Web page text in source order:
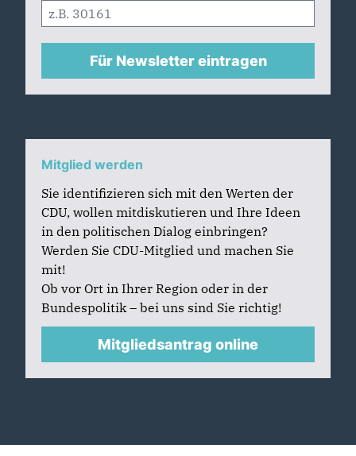
Für Newsletter eintragen
Mitglied werden
Sie identifizieren sich mit den Werten der
CDU, wollen mitdiskutieren und Ihre Ideen
in den politischen Dialog einbringen?
Werden Sie CDU-Mitglied und machen Sie
mit!
Ob vor Ort in Ihrer Region oder in der
Bundespolitik – bei uns sind Sie richtig!
Mitgliedsantrag online